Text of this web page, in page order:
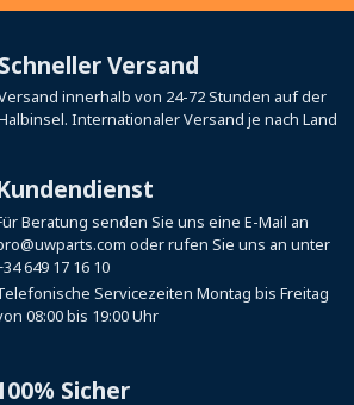
Schneller Versand
innerhalb von 24-72 Stunden auf der
Internationaler Versand je nach Land
Beratung senden Sie uns eine E-Mail an
oder rufen Sie uns an unter
649 17 16 10
Servicezeiten Montag bis Freitag
08:00 bis 19:00 Uhr
Sicher